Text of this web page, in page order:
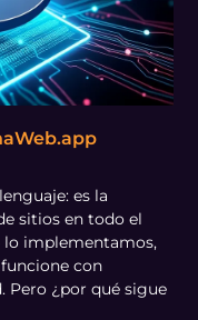
es la
sitios en todo el
lo implementamos,
con
Pero ¿por qué sigue